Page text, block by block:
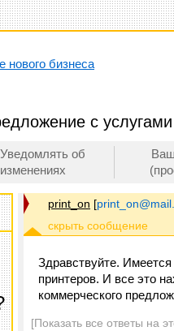
нового бизнеса
с
Уведомлять об
изменениях
print_on [
Здравствуйте.
принтеров. И все это
коммерческого
[Показать все ответы на